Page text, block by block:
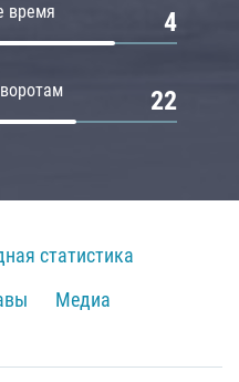
время 4
22
статистика
Медиа